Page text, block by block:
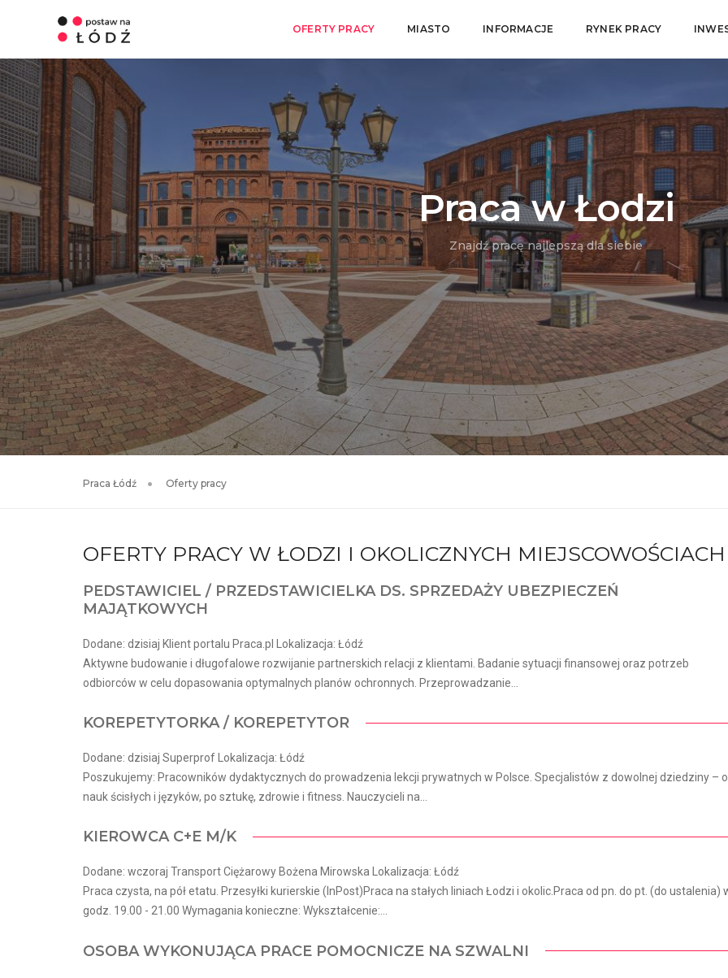
OFERTY PRACY MIASTO INFORMACJE RYNEK PRACY
Praca w Łodzi
Znajdź pracę najlepszą dla siebie
Praca Łódź Oferty pracy
OFERTY PRACY W ŁODZI I OKOLICZNYCH MIEJSCOWOŚCIACH
PEDSTAWICIEL / PRZEDSTAWICIELKA DS. SPRZEDAŻY UBEZPIECZEŃ
MAJĄTKOWYCH
Dodane: dzisiaj Klient portalu Praca.pl Lokalizacja: Łódź
Aktywne budowanie i długofalowe rozwijanie partnerskich relacji z klientami. Badanie sytuacji finansowej oraz potrzeb
odbiorców w celu dopasowania optymalnych planów ochronnych. Przeprowadzanie...
KOREPETYTORKA / KOREPETYTOR
Dodane: dzisiaj Superprof Lokalizacja: Łódź
Poszukujemy: Pracowników dydaktycznych do prowadzenia lekcji prywatnych w Polsce. Specjalistów z dowolnej dziedziny –
nauk ścisłych i języków, po sztukę, zdrowie i fitness. Nauczycieli na...
KIEROWCA C+E M/K
Dodane: wczoraj Transport Ciężarowy Bożena Mirowska Lokalizacja: Łódź
Praca czysta, na pół etatu. Przesyłki kurierskie (InPost)Praca na stałych liniach Łodzi i okolic.Praca od pn. do pt. (do ustalenia)
godz. 19.00 - 21.00 Wymagania konieczne: Wykształcenie:...
OSOBA WYKONUJĄCA PRACE POMOCNICZE NA SZWALNI